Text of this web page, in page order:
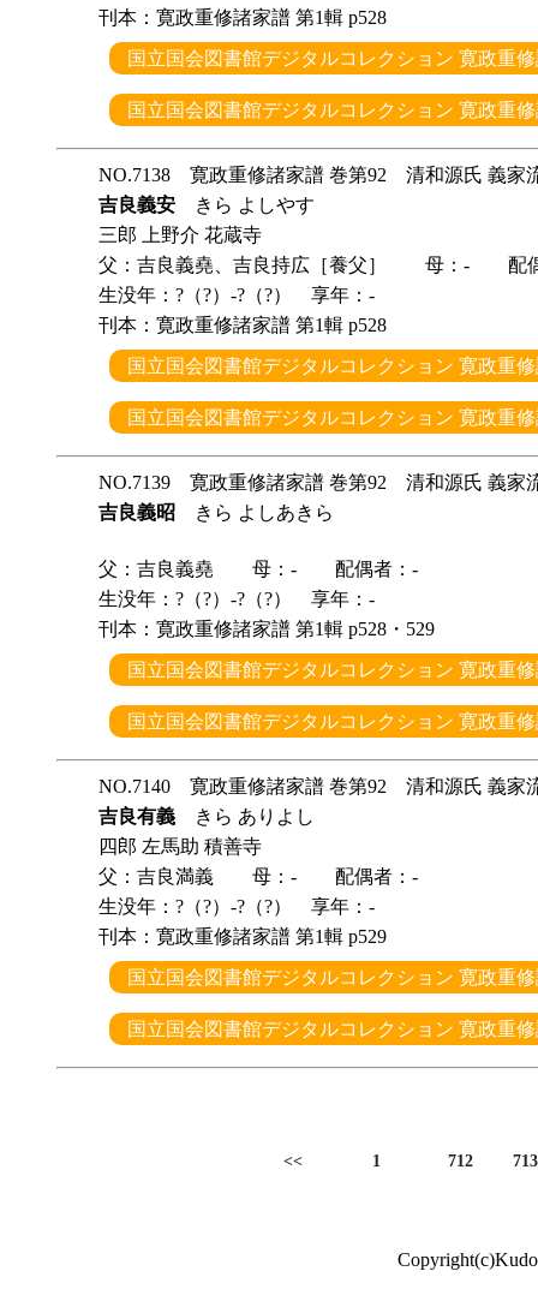
刊本：寛政重修諸家譜 第1輯 p528
国立国会図書館デジタルコレクション 寛政重
国立国会図書館デジタルコレクション 寛政重
NO.7138 寛政重修諸家譜 巻第92 清和源氏 義家
吉良義安きら よしやす
三郎 上野介 花蔵寺
父：吉良義堯、吉良持広［養父］ 母：- 配偶
生没年：?（?）-?（?） 享年：-
刊本：寛政重修諸家譜 第1輯 p528
国立国会図書館デジタルコレクション 寛政重
国立国会図書館デジタルコレクション 寛政重
NO.7139 寛政重修諸家譜 巻第92 清和源氏 義家
吉良義昭きら よしあきら
父：吉良義堯 母：- 配偶者：-
生没年：?（?）-?（?） 享年：-
刊本：寛政重修諸家譜 第1輯 p528・529
国立国会図書館デジタルコレクション 寛政重
国立国会図書館デジタルコレクション 寛政重
NO.7140 寛政重修諸家譜 巻第92 清和源氏 義家
吉良有義きら ありよし
四郎 左馬助 積善寺
父：吉良満義 母：- 配偶者：-
生没年：?（?）-?（?） 享年：-
刊本：寛政重修諸家譜 第1輯 p529
国立国会図書館デジタルコレクション 寛政重
国立国会図書館デジタルコレクション 寛政重
<< 1 712 713